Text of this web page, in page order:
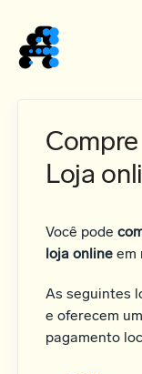
Loja
Você pode
loja online em
As seguintes
e oferecem
pagamento